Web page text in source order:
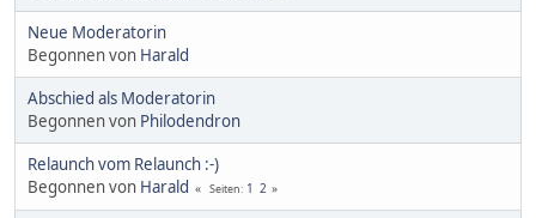
Neue Moderatorin
Begonnen von Harald
Abschied als Moderatorin
Begonnen von Philodendron
Relaunch vom Relaunch :-)
Begonnen von Harald Seiten 1 2